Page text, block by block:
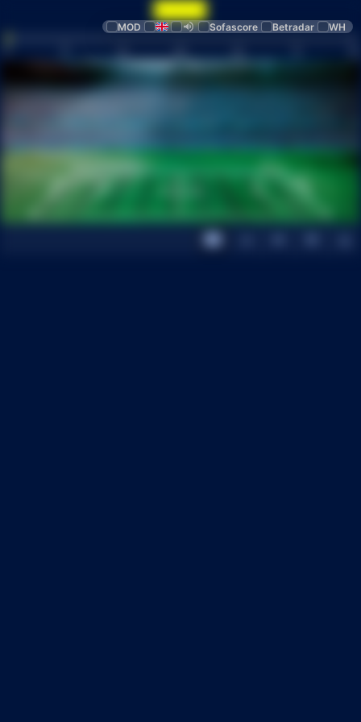
MOD Sofascore Betradar WH